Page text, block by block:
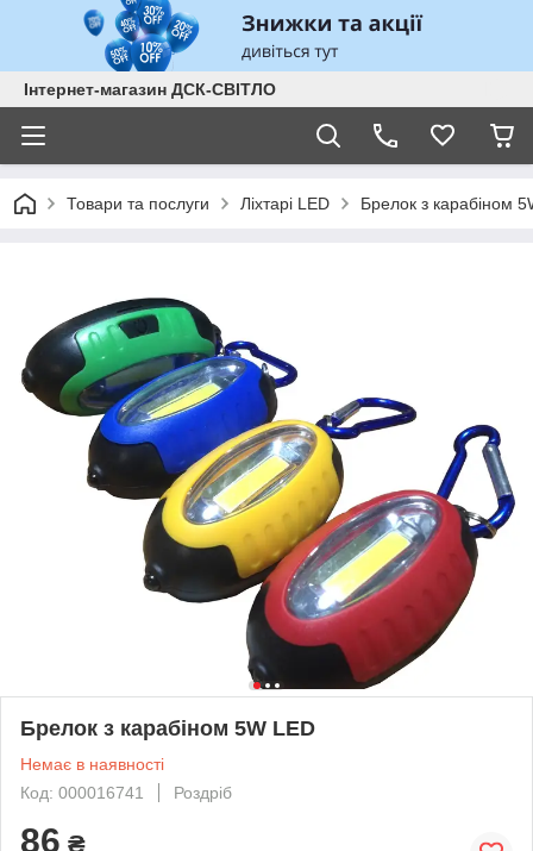
Інтернет-магазин ДСК-СВІТЛО
Товари та послуги Ліхтарі LED Брелок з карабіном
Брелок з карабіном 5W LED
Немає в наявності
Код: 000016741
Роздріб
86 ₴